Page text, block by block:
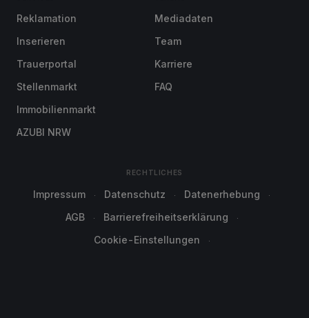
Reklamation
Inserieren
Trauerportal
Stellenmarkt
Immobilienmarkt
AZUBI NRW
Mediadaten
Team
Karriere
FAQ
RECHTLICHES
Impressum Datenschutz
Datenerhebung
AGB
Barrierefreiheitserklärung
Cookie-Einstellungen